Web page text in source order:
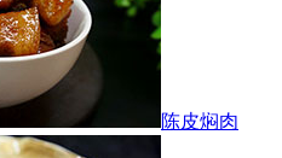
陈皮焖肉